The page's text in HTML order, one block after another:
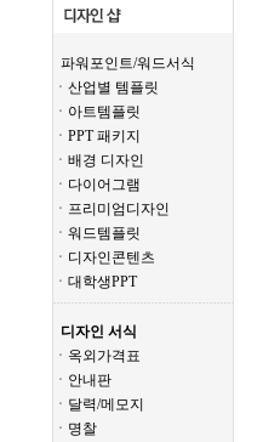
파워포인트/워드서식
ㆍ산업별 템플릿
ㆍ아트템플릿
ㆍPPT 패키지
ㆍ배경 디자인
ㆍ다이어그램
ㆍ프리미엄디자인
ㆍ워드템플릿
ㆍ디자인콘텐츠
ㆍ대학생PPT
디자인 서식
ㆍ옥외가격표
ㆍ안내판
ㆍ달력/메모지
ㆍ명찰